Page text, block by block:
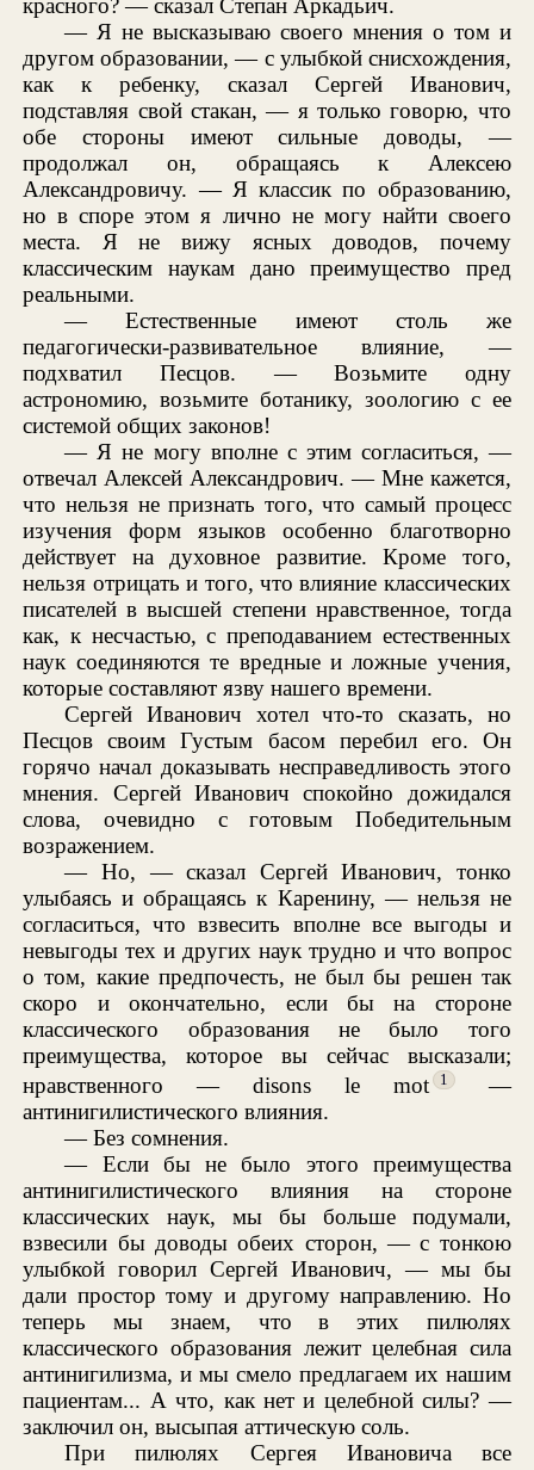
красного? — сказал Степан Аркадьич.
— Я не высказываю своего мнения о том и
другом образовании, — с улыбкой снисхождения,
как к ребенку, сказал Сергей Иванович,
подставляя свой стакан, — я только говорю, что
обе стороны имеют сильные доводы, —
продолжал он, обращаясь к Алексею
Александровичу. — Я классик по образованию,
но в споре этом я лично не могу найти своего
места. Я не вижу ясных доводов, почему
классическим наукам дано преимущество пред
реальными.
— Естественные имеют столь же
педагогически-развивательное влияние, —
подхватил Песцов. — Возьмите одну
астрономию, возьмите ботанику, зоологию с ее
системой общих законов!
— Я не могу вполне с этим согласиться, —
отвечал Алексей Александрович. — Мне кажется,
что нельзя не признать того, что самый процесс
изучения форм языков особенно благотворно
действует на духовное развитие. Кроме того,
нельзя отрицать и того, что влияние классических
писателей в высшей степени нравственное, тогда
как, к несчастью, с преподаванием естественных
наук соединяются те вредные и ложные учения,
которые составляют язву нашего времени.
Сергей Иванович хотел что-то сказать, но
Песцов своим Густым басом перебил его. Он
горячо начал доказывать несправедливость этого
мнения. Сергей Иванович спокойно дожидался
слова, очевидно с готовым Победительным
возражением.
— Но, — сказал Сергей Иванович, тонко
улыбаясь и обращаясь к Каренину, — нельзя не
согласиться, что взвесить вполне все выгоды и
невыгоды тех и других наук трудно и что вопрос
о том, какие предпочесть, не был бы решен так
скоро и окончательно, если бы на стороне
классического образования не было того
преимущества, которое вы сейчас высказали;
нравственного — disons le mot
1 —
антинигилистического влияния.
— Без сомнения.
— Если бы не было этого преимущества
антинигилистического влияния на стороне
классических наук, мы бы больше подумали,
взвесили бы доводы обеих сторон, — с тонкою
улыбкой говорил Сергей Иванович, — мы бы
дали простор тому и другому направлению. Но
теперь мы знаем, что в этих пилюлях
классического образования лежит целебная сила
антинигилизма, и мы смело предлагаем их нашим
пациентам... А что, как нет и целебной силы? —
заключил он, высыпая аттическую соль.
При пилюлях Сергея Ивановича все